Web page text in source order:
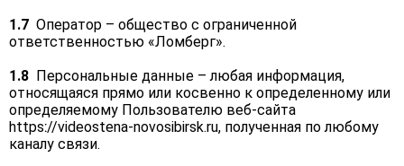
1.7 Оператор – общество с ограниченной
ответственностью «Ломберг».
1.8 Персональные данные – любая информация,
относящаяся прямо или косвенно к определенному или
определяемому Пользователю веб-сайта
httpsː//videostena-novosibirsk.ru, полученная по любому
каналу связи.